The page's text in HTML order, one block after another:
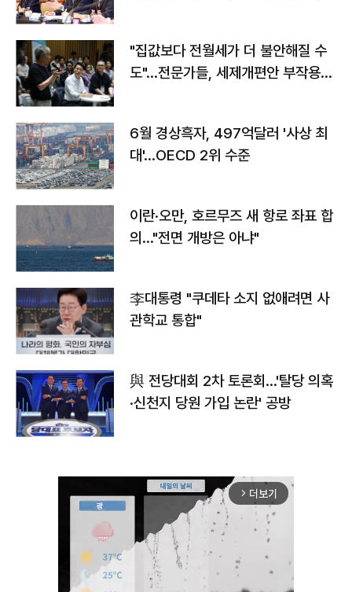
"집값보다 전월세가 더 불안해질 수
도"…전문가들, 세제개편안 부작용
6월 경상흑자, 497억달러 '사상 최
대'…OECD 2위 수준
이란·오만, 호르무즈 새 항로 좌표 합
의…"전면 개방은 아냐"
李대통령 "쿠데타 소지 없애려면 사
관학교 통합"
與 전당대회 2차 토론회…'탈당 의혹
·신천지 당원 가입 논란' 공방
arrow_forward_ios 더보기